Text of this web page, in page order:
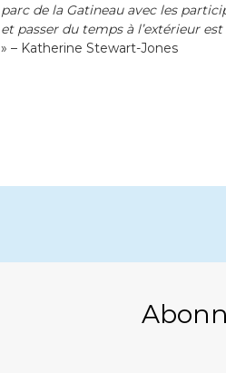
parc de la Gatineau avec les
et passer du temps à l’extérieur
» – Katherine Stewart-Jones